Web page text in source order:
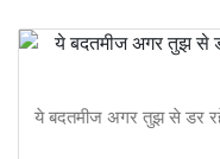
ये बदतमीज अगर तुझ से डर रहे